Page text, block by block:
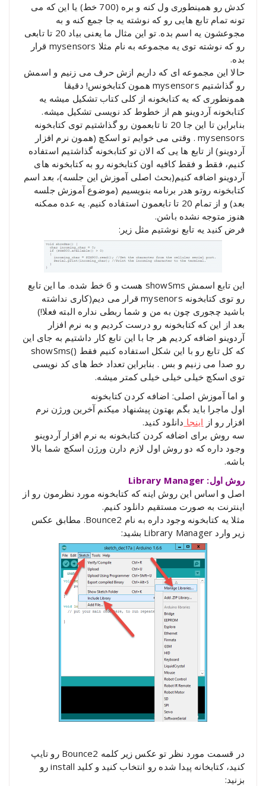
کدش رو همینطوری ول کنه و بره (700 خط) یا این که می
تونه تمام تابع هایی رو که نوشته یه جا جمع کنه و به
مجوعشون یه اسم بده. تو این مثال ما یعنی بیاد 20 تا تابعی
رو که نوشته توی یه مجموعه به نام مثلا mysensors قرار
بده.
حالا این مجموعه ای که داریم ازش حرف می زنیم و اسمش
رو گذاشتیم mysensors همون کتابخونس! دقیقا
همونطوری که یه کتابخونه از کلی کتاب تشکیل میشه یه
کتابخونه آردوینو هم از خطوط کد نویسی تشکیل میشه.
بنابراین تا این جا 20 تا تابعمون رو گذاشتیم توی کتابخونه
mysensors . وقتی می خوایم تو اسکچ (همون نرم افزار
آردوینو) از تابع ها یی که الان تو کتابخونه گذاشتیم استفاده
کنیم، فقط و فقط کافیه اون کتابخونه رو به کتابخونه های
آردوینو اضافه کنیم(بحث اصلی آموزش این جلسه)، بعد اسم
کتابخونه روتو هدر برنامه بنویسیم (موضوع آموزش جلسه
بعد) و از تمام 20 تا تابعمون استفاده کنیم. یه عده ممکنه
هنوز متوجه نشده باشن.
فرض کنید یه تابع نوشتیم مثل زیر:
این تابع اسمش showSms هست و 6 خط شده. ما این تابع
رو توی کتابخونه mysenors قرار می دیم(کاری نداشته
باشید چجوری چون به من و شما ربطی نداره البته فعلا!)
بعد از این که کتابخونه رو درست کردیم و به نرم افزار
آردوینو اضافه کردیم هر جا با این تابع کار داشتیم به جای این
که کل تابع رو با این شکل استفاده کنیم فقط ()showSms
رو صدا می زنیم و بس . بنابراین تعداد خط های کد نویسی
توی اسکچ خیلی خیلی خیلی کمتر میشه.
و اما آموزش اصلی: اضافه کردن کتابخونه
اول ماجرا باید بگم بهتون پیشنهاد میکنم آخرین ورژن نرم
افزار رو از اینجا دانلود کنید.
سه روش برای اضافه کردن کتابخونه به نرم افزار آردوینو
وجود داره که دو روش اول لازم دارن ورژن اسکچ شما بالا
باشه.
روش اول: Library Manager
اصل و اساس این روش اینه که کتابخونه مورد نظرمون رو از
اینترنت به صورت مستقیم دانلود کنیم.
مثلا یه کتابخونه وجود داره به نام Bounce2. مطابق عکس
زیر وارد Library Manager بشید:
در قسمت مورد نظر تو عکس زیر کلمه Bounce2 رو تایپ
کنید، کتابخانه پیدا شده رو انتخاب کنید و کلید install رو
بزنید: